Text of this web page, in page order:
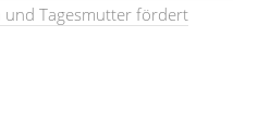
und Tagesmutter fördert